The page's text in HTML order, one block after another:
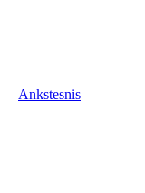
Ankstesnis